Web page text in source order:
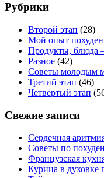
Рубрики
Второй этап (28)
Мой опыт
Продукты, блюда
Разное (42)
Советы молодым
Третий этап (46)
Четвёртый этап
Свежие записи
Сердечная
Советы по
Французская
Курица в духовке